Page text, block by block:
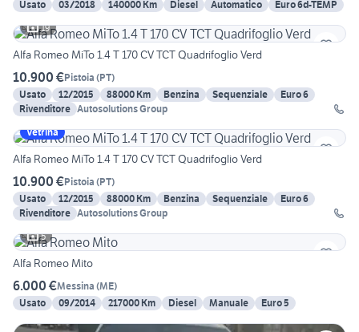
Usato
03/2018 140000 Km Diesel Automatico
Euro 6d-TEMP
19
Alfa Romeo MiTo 1.4 T 170 CV TCT Quadrifoglio Verd
10.900 €Pistoia (PT)
Usato
12/2015 88000 Km Benzina Sequenziale
Euro 6
Rivenditore Autosolutions Group
Vetrina
Alfa Romeo MiTo 1.4 T 170 CV TCT Quadrifoglio Verd
10.900 €Pistoia (PT)
Usato
12/2015 88000 Km Benzina Sequenziale
Euro 6
Rivenditore Autosolutions Group
5
Alfa Romeo Mito
6.000 €Messina (ME)
Usato
09/2014 217000 Km Diesel Manuale Euro 5